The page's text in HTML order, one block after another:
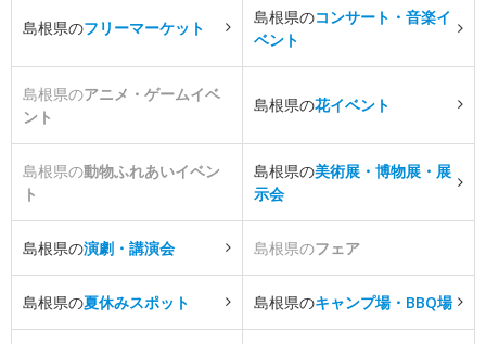
島根県のフリーマーケット
島根県のコンサート・音楽イ
ベント
島根県のアニメ・ゲームイベ
ント
島根県の花イベント
島根県の動物ふれあいイベン
ト
島根県の美術展・博物展・展
示会
島根県の演劇・講演会 島根県のフェア
島根県の夏休みスポット 島根県のキャンプ場・BBQ場